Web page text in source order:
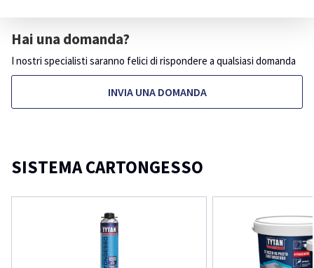
Hai una domanda?
I nostri specialisti saranno felici di rispondere a qualsiasi domanda
INVIA UNA DOMANDA
SISTEMA CARTONGESSO